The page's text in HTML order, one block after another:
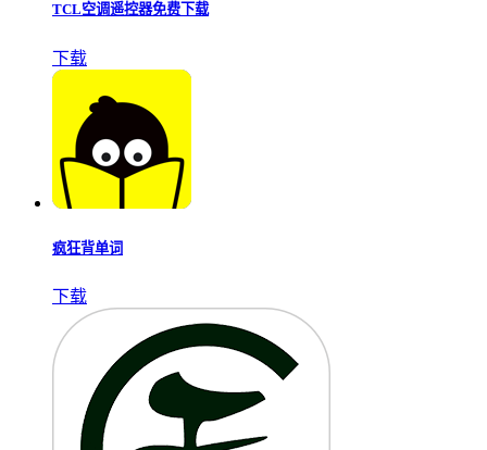
TCL空调遥控器免费下载
下载
疯狂背单词
下载